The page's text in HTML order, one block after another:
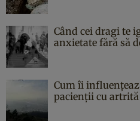
Când cei dragi te
anxietate fără să
Cum îi
pacienții cu